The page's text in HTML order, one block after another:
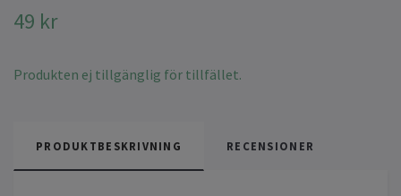
49 kr
Produkten ej tillgänglig för tillfället.
PRODUKTBESKRIVNING RECENSIONER